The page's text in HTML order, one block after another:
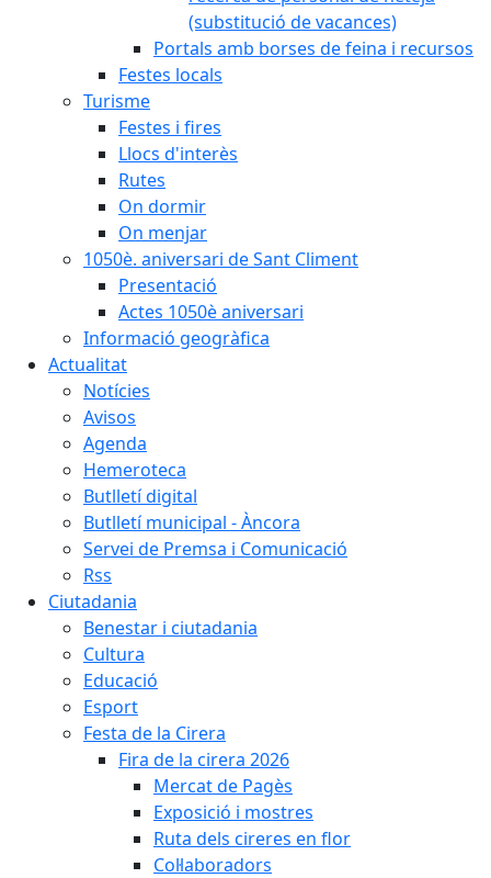
(substitució de vacances)
Portals amb borses de feina i recursos
Festes locals
Turisme
Festes i fires
Llocs d'interès
Rutes
On dormir
On menjar
1050è. aniversari de Sant Climent
Presentació
Actes 1050è aniversari
Informació geogràfica
Actualitat
Notícies
Avisos
Agenda
Hemeroteca
Butlletí digital
Butlletí municipal - Àncora
Servei de Premsa i Comunicació
Rss
Ciutadania
Benestar i ciutadania
Cultura
Educació
Esport
Festa de la Cirera
Fira de la cirera 2026
Mercat de Pagès
Exposició i mostres
Ruta dels cireres en flor
Col·laboradors